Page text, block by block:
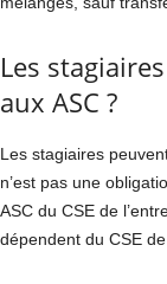
Les
aux ASC ?
Les stagiaires
n’est pas une
ASC du CSE de
dépendent du CSE